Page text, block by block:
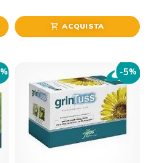
shopping_cart ACQUISTA
% -5%